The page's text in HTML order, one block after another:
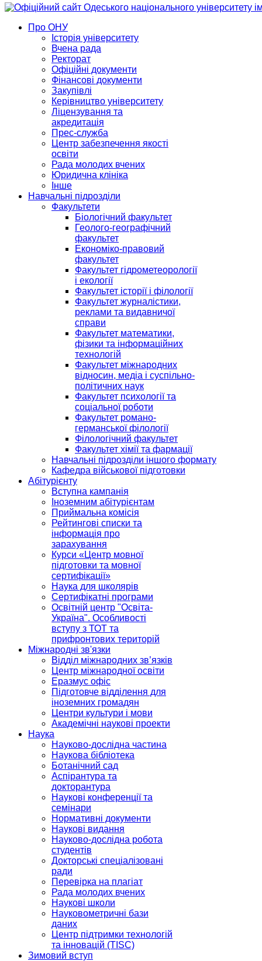
Про ОНУ
Історія університету
Вчена рада
Ректорат
Офіційні документи
Фінансові документи
Закупівлі
Керівництво університету
Ліцензування та
акредитація
Прес-служба
Центр забезпечення якості
освіти
Рада молодих вчених
Юридична клініка
Інше
Навчальні підрозділи
Факультети
Біологічний факультет
Геолого-географічний
факультет
Економіко-правовий
факультет
Факультет гідрометеорології
і екології
Факультет історії і філології
Факультет журналістики,
реклами та видавничої
справи
Факультет математики,
фізики та інформаційних
технологій
Факультет міжнародних
відносин, медіа і суспільно-
політичних наук
Факультет психології та
соціальної роботи
Факультет романо-
германської філології
Філологічний факультет
Факультет хімії та фармації
Навчальні підрозділи іншого формату
Кафедра військової підготовки
Абітурієнту
Вступна кампанія
Іноземним абітурієнтам
Приймальна комісія
Рейтингові списки та
інформація про
зарахування
Курси «Центр мовної
підготовки та мовної
сертифікації»
Наука для школярів
Сертифікатні програми
Освітній центр "Освіта-
Україна". Особливості
вступу з ТОТ та
прифронтових територій
Міжнародні зв'язки
Відділ міжнародних зв’язків
Центр міжнародної освіти
Еразмус офіс
Підготовче відділення для
іноземних громадян
Центри культури і мови
Академічні наукові проекти
Наука
Науково-дослідна частина
Наукова бібліотека
Ботанічний сад
Аспірантура та
докторантура
Наукові конференції та
семінари
Нормативні документи
Наукові видання
Науково-дослідна робота
студентів
Докторські спеціалізовані
ради
Перевірка на плагіат
Рада молодих вчених
Наукові школи
Науковометричні бази
даних
Центр підтримки технологій
та інновацій (TISC)
Зимовий вступ